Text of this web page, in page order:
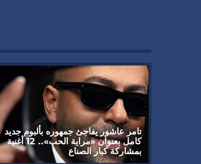
تامر عاشور يفاجئ جمهوره بألبوم جديد
كامل بعنوان «مراية الحب».. 12 أغنية
بمشاركة كبار الصناع